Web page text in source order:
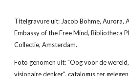
Titelgravure uit: Jacob Böhme, Aurora,
Embassy of the Free Mind, Bibliotheca
Collectie, Amsterdam.
Foto genomen uit: "Oog voor de
visionaire denker", catalogus ter